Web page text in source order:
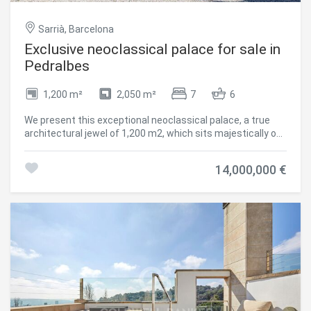
#ref:CBES2909
Sarrià, Barcelona
Exclusive neoclassical palace for sale in
Pedralbes
1,200 m² 2,050 m² 7 6
We present this exceptional neoclassical palace, a true
architectural jewel of 1,200 m2, which sits majestically on
neighbourhood in Barcelona. This property offers
mansion offers an elegant and spacious living space: On
the main floor, there are various refined living rooms, which
convey a cosy and luxurious atmosphere. The fully
equipped kitchen opens to the living room. Guest toilet.
The first floor houses spacious suites, each with large
south-facing terraces, offering panoramic sea views. The
first floor features several additional rooms and offers
14,000,000 €